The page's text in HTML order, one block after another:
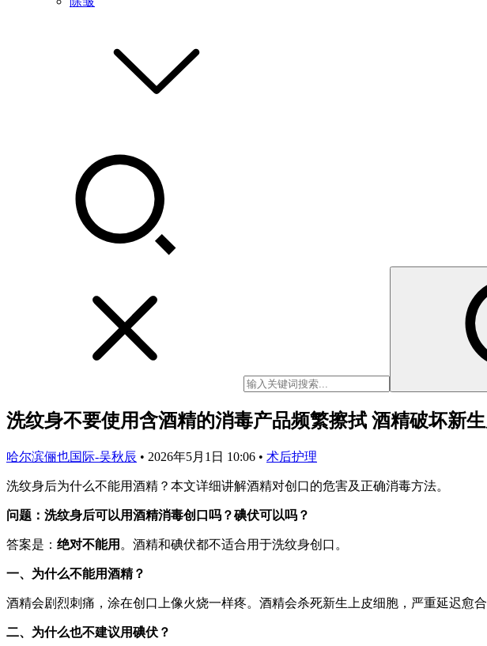
洗纹身不要使用含酒精的消毒产品频繁擦拭 酒精破坏新
哈尔滨俪也国际-吴秋辰 • 2026年5月1日 10:06 • 术后护理
洗纹身后为什么不能用酒精？本文详细讲解酒精对创口的危害及正确消毒方法。
问题：洗纹身后可以用酒精消毒创口吗？碘伏可以吗？
答案是： 绝对不能用 。酒精和碘伏都不适合用于洗纹身创口。
一、为什么不能用酒精？
酒精会剧烈刺痛，涂在创口上像火烧一样疼。酒精会杀死新生上皮细胞，严重延迟愈
二、为什么也不建议用碘伏？